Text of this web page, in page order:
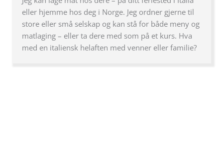
eller hjemme hos deg i Norge. Jeg ordner gjerne til
store eller små selskap og kan stå for både meny og
matlaging – eller ta dere med som på et kurs. Hva
med en italiensk helaften med venner eller familie?